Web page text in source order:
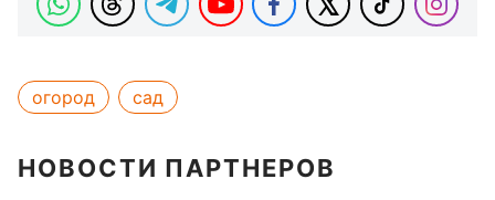
огород сад
НОВОСТИ ПАРТНЕРОВ